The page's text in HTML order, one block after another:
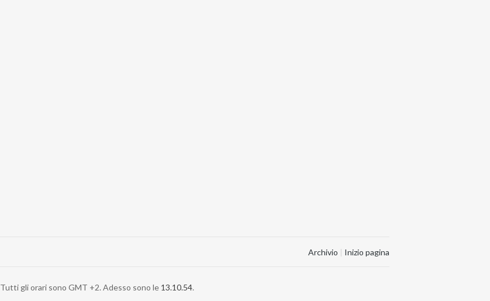
Archivio | Inizio pagina
Tutti gli orari sono GMT +2. Adesso sono le 13.10.54.